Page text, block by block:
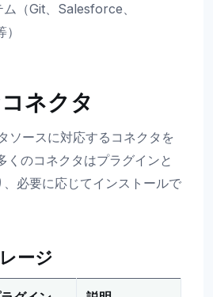
（Git、Salesforce、
ネクタ
ソースに対応するコネクタを
くのコネクタはプラグインと
、必要に応じてインストールで
ージ